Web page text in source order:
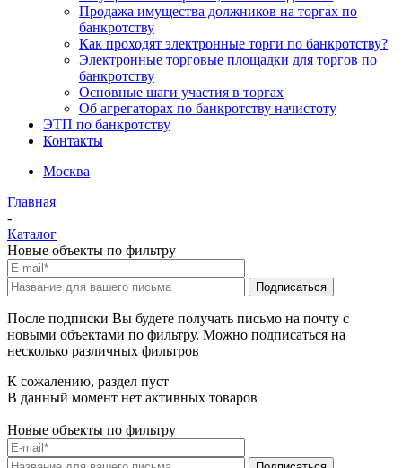
Продажа имущества должников на торгах по
банкротству
Как проходят электронные торги по банкротству?
Электронные торговые площадки для торгов по
банкротству
Основные шаги участия в торгах
Об агрегаторах по банкротству начистоту
ЭТП по банкротству
Контакты
Москва
Главная
-
Каталог
Новые объекты по фильтру
После подписки Вы будете получать письмо на почту с
новыми объектами по фильтру. Можно подписаться на
несколько различных фильтров
К сожалению, раздел пуст
В данный момент нет активных товаров
Новые объекты по фильтру